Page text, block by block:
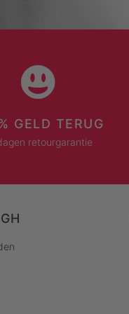
GELD TERUG
retourgarantie